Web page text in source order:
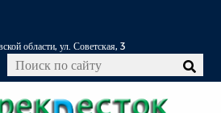
области, ул. Советская, 3